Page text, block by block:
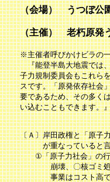
（会場） うつぼ公
（主催） 老朽原発
※主催者呼びかけビラの
『能登半島大地震では、
子力規制委員会もこれら
スです。「原発依存社会
要であるため、その多く
い込むこともできます。
〔Ａ〕岸田政権と「原子
が重なっていると言
①「原子力社会」の行く
崩壊、〇核ゴミ処分
事業はコスト高で投